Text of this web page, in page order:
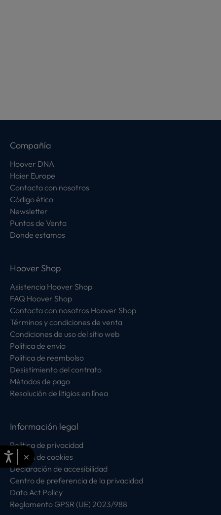
Compañía
Hoover DNA
Haier Europe
Contacta con nosotros
Código ético
Newsletter
Puntos de Venta
Donde estamos
Hoover Shop
Asistencia Hoover Shop
FAQ Hoover Shop
Contacta con nosotros Hoover Shop
Términos y condiciones de venta
Condiciones de uso del sitio web
Política de envío
Política de reembolso
Desistimiento del contrato
Métodos de pago
Resolución de litigios en línea
Información legal
Política de privacidad
Política de cookies
Declaración de accesibilidad
Centro de preferencia de la privacidad
Data Act Policy
Reglamento GPSR (UE) 2023/988
×